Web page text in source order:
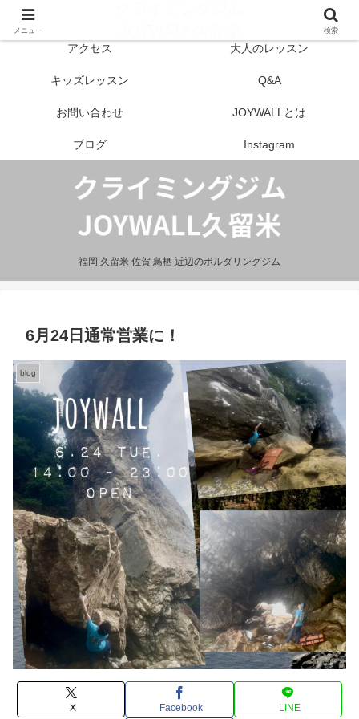
福岡 久留米 佐賀 鳥栖 近辺のボルダリングジム
アクセス 大人のレッスン
キッズレッスン Q&A
お問い合わせ JOYWALLとは
ブログ Instagram
6月24日通常営業に！
blog
X Facebook LINE
メニュー 検索